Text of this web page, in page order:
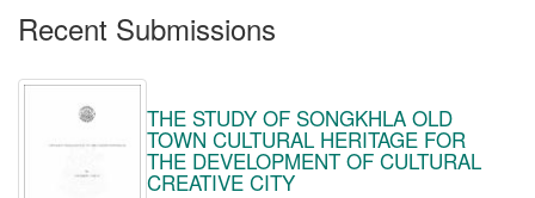
Recent Submissions
THE STUDY OF SONGKHLA OLD
TOWN CULTURAL HERITAGE FOR
THE DEVELOPMENT OF CULTURAL
CREATIVE CITY